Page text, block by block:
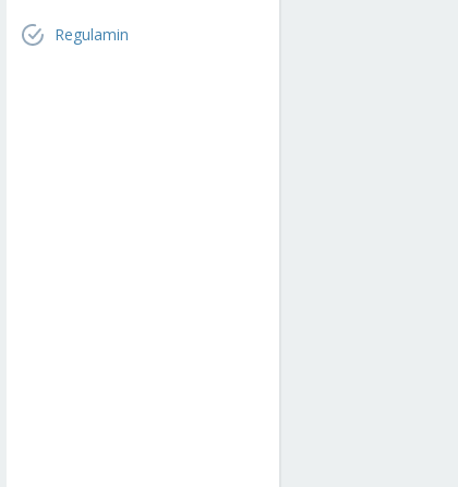
Regulamin